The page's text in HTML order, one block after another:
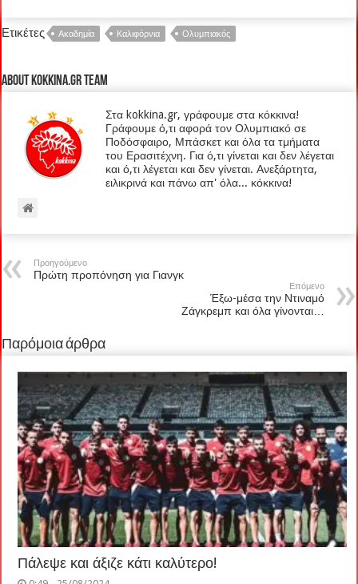
Ετικέτες Ακαδημία Καλιφόρνια Ολυμπιακός
About kokkina.gr TEAM
Στα kokkina.gr, γράφουμε στα κόκκινα!
Γράφουμε ό,τι αφορά τον Ολυμπιακό σε
Ποδόσφαιρο, Μπάσκετ και όλα τα τμήματα
του Ερασιτέχνη. Για ό,τι γίνεται και δεν λέγεται
και ό,τι λέγεται και δεν γίνεται. Ανεξάρτητα,
ειλικρινά και πάνω απ' όλα... κόκκινα!
Προηγούμενο
Πρώτη προπόνηση για Γιανγκ
Επόμενο
Έξω-μέσα την Ντιναμό
Ζάγκρεμπ και όλα γίνονται…
Παρόμοια άρθρα
Πάλεψε και άξιζε κάτι καλύτερο!